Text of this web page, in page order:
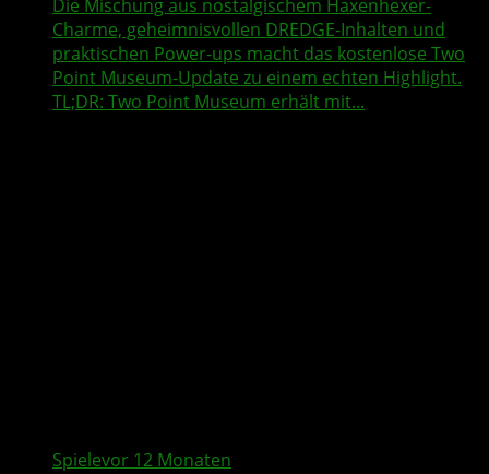
Die Mischung aus nostalgischem Haxenhexer-
Charme, geheimnisvollen DREDGE-Inhalten und
praktischen Power-ups macht das kostenlose Two
Point Museum-Update zu einem echten Highlight.
TL;DR: Two Point Museum erhält mit...
Spielevor 12 Monaten